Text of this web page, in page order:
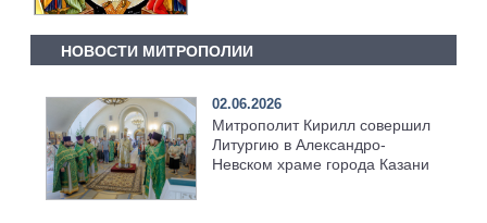
НОВОСТИ МИТРОПОЛИИ
02.06.2026
Митрополит Кирилл совершил
Литургию в Александро-
Невском храме города Казани